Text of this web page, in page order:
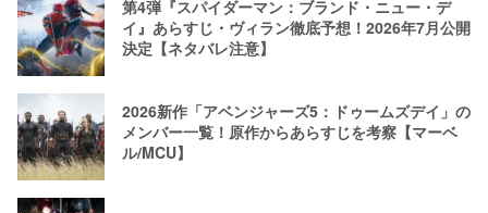
第4弾『スパイダーマン：ブランド・ニュー・デ
イ』あらすじ・ヴィラン徹底予想！2026年7月公開
決定【ネタバレ注意】
2026新作「アベンジャーズ5：ドゥームズデイ」の
メンバー一覧！原作からあらすじを考察【マーベ
ル/MCU】